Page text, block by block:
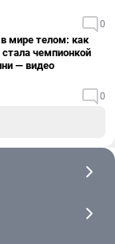
0
мире телом: как
чемпионкой
— видео
0